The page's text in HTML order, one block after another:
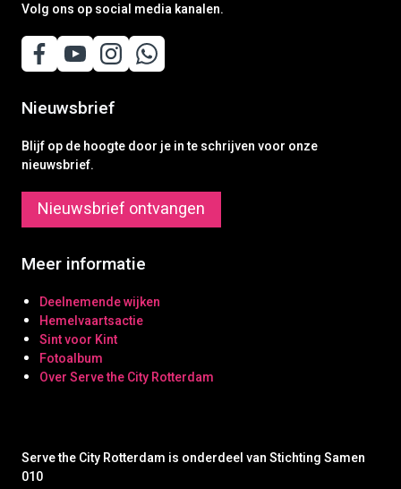
Volg ons op social media kanalen.
Nieuwsbrief
Blijf op de hoogte door je in te schrijven voor onze
nieuwsbrief.
Nieuwsbrief ontvangen
Meer informatie
Deelnemende wijken
Hemelvaartsactie
Sint voor Kint
Fotoalbum
Over Serve the City Rotterdam
Serve the City Rotterdam is onderdeel van Stichting Samen
010